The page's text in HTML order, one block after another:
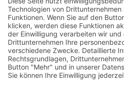
Datenschutz
Kooperation
Werbung
Presse- und Öffentlichkeitsarbeit
Aktuelles